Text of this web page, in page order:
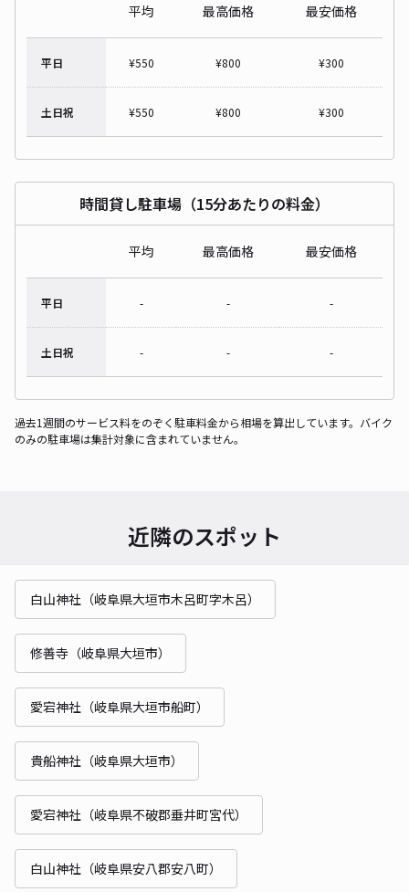
平均 最高価格 最安価格
平日 ¥550 ¥800 ¥300
土日祝 ¥550 ¥800 ¥300
時間貸し駐車場（15分あたりの料金）
平均 最高価格 最安価格
平日 - - -
土日祝 - - -
過去1週間のサービス料をのぞく駐車料金から相場を算出しています。バイク
のみの駐車場は集計対象に含まれていません。
近隣のスポット
白山神社（岐阜県大垣市木呂町字木呂）
修善寺（岐阜県大垣市）
愛宕神社（岐阜県大垣市船町）
貴船神社（岐阜県大垣市）
愛宕神社（岐阜県不破郡垂井町宮代）
白山神社（岐阜県安八郡安八町）